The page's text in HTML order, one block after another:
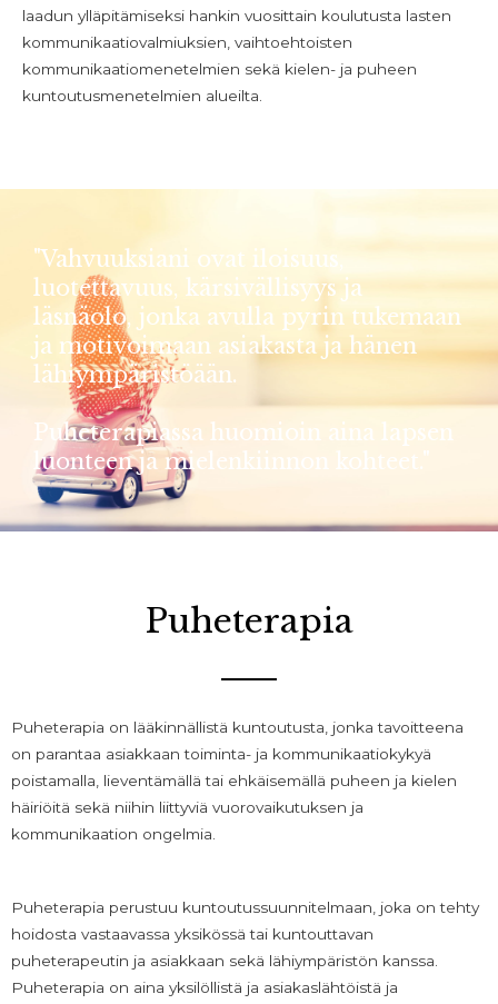
laadun ylläpitämiseksi hankin vuosittain koulutusta lasten
kommunikaatiovalmiuksien, vaihtoehtoisten
kommunikaatiomenetelmien sekä kielen- ja puheen
kuntoutusmenetelmien alueilta.
"Vahvuuksiani ovat iloisuus,
luotettavuus, kärsivällisyys ja
läsnäolo, jonka avulla pyrin tukemaan
ja motivoimaan asiakasta ja hänen
lähiympäristöään.
Puheterapiassa huomioin aina lapsen
luonteen ja mielenkiinnon kohteet."
Puheterapia
Puheterapia on lääkinnällistä kuntoutusta, jonka tavoitteena
on parantaa asiakkaan toiminta- ja kommunikaatiokykyä
poistamalla, lieventämällä tai ehkäisemällä puheen ja kielen
häiriöitä sekä niihin liittyviä vuorovaikutuksen ja
kommunikaation ongelmia.
Puheterapia perustuu kuntoutussuunnitelmaan, joka on tehty
hoidosta vastaavassa yksikössä tai kuntouttavan
puheterapeutin ja asiakkaan sekä lähiympäristön kanssa.
Puheterapia on aina yksilöllistä ja asiakaslähtöistä ja